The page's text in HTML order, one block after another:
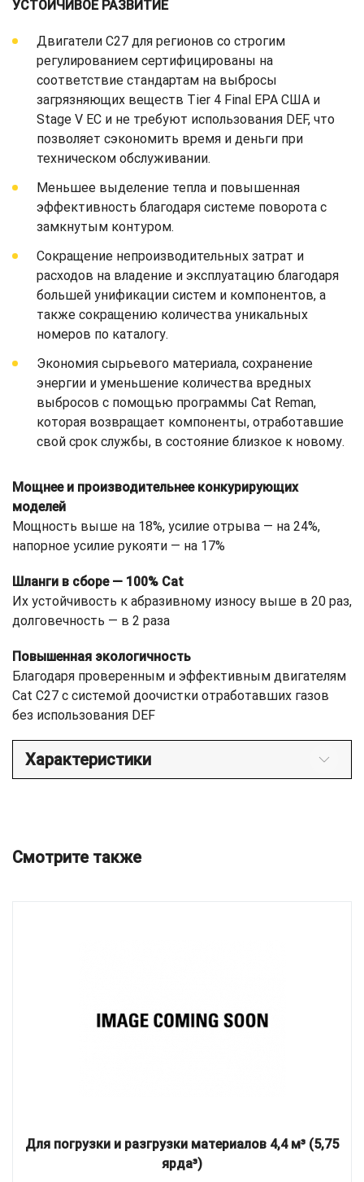
УСТОЙЧИВОЕ РАЗВИТИЕ
Двигатели C27 для регионов со строгим
регулированием сертифицированы на
соответствие стандартам на выбросы
загрязняющих веществ Tier 4 Final EPA США и
Stage V ЕС и не требуют использования DEF, что
позволяет сэкономить время и деньги при
техническом обслуживании.
Меньшее выделение тепла и повышенная
эффективность благодаря системе поворота с
замкнутым контуром.
Сокращение непроизводительных затрат и
расходов на владение и эксплуатацию благодаря
большей унификации систем и компонентов, а
также сокращению количества уникальных
номеров по каталогу.
Экономия сырьевого материала, сохранение
энергии и уменьшение количества вредных
выбросов с помощью программы Cat Reman,
которая возвращает компоненты, отработавшие
свой срок службы, в состояние близкое к новому.
Мощнее и производительнее конкурирующих
моделей
Мощность выше на 18%, усилие отрыва — на 24%,
напорное усилие рукояти — на 17%
Шланги в сборе — 100% Cat
Их устойчивость к абразивному износу выше в 20 раз,
долговечность — в 2 раза
Повышенная экологичность
Благодаря проверенным и эффективным двигателям
Cat C27 с системой доочистки отработавших газов
без использования DEF
Характеристики
Смотрите также
Для погрузки и разгрузки материалов 4,4 м³ (5,75
ярда³)